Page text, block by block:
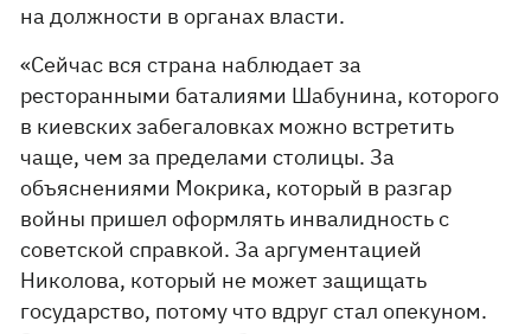
на должности в органах власти.
«Сейчас вся страна наблюдает за
ресторанными баталиями Шабунина, которого
в киевских забегаловках можно встретить
чаще, чем за пределами столицы. За
объяснениями Мокрика, который в разгар
войны пришел оформлять инвалидность с
советской справкой. За аргументацией
Николова, который не может защищать
государство, потому что вдруг стал опекуном.